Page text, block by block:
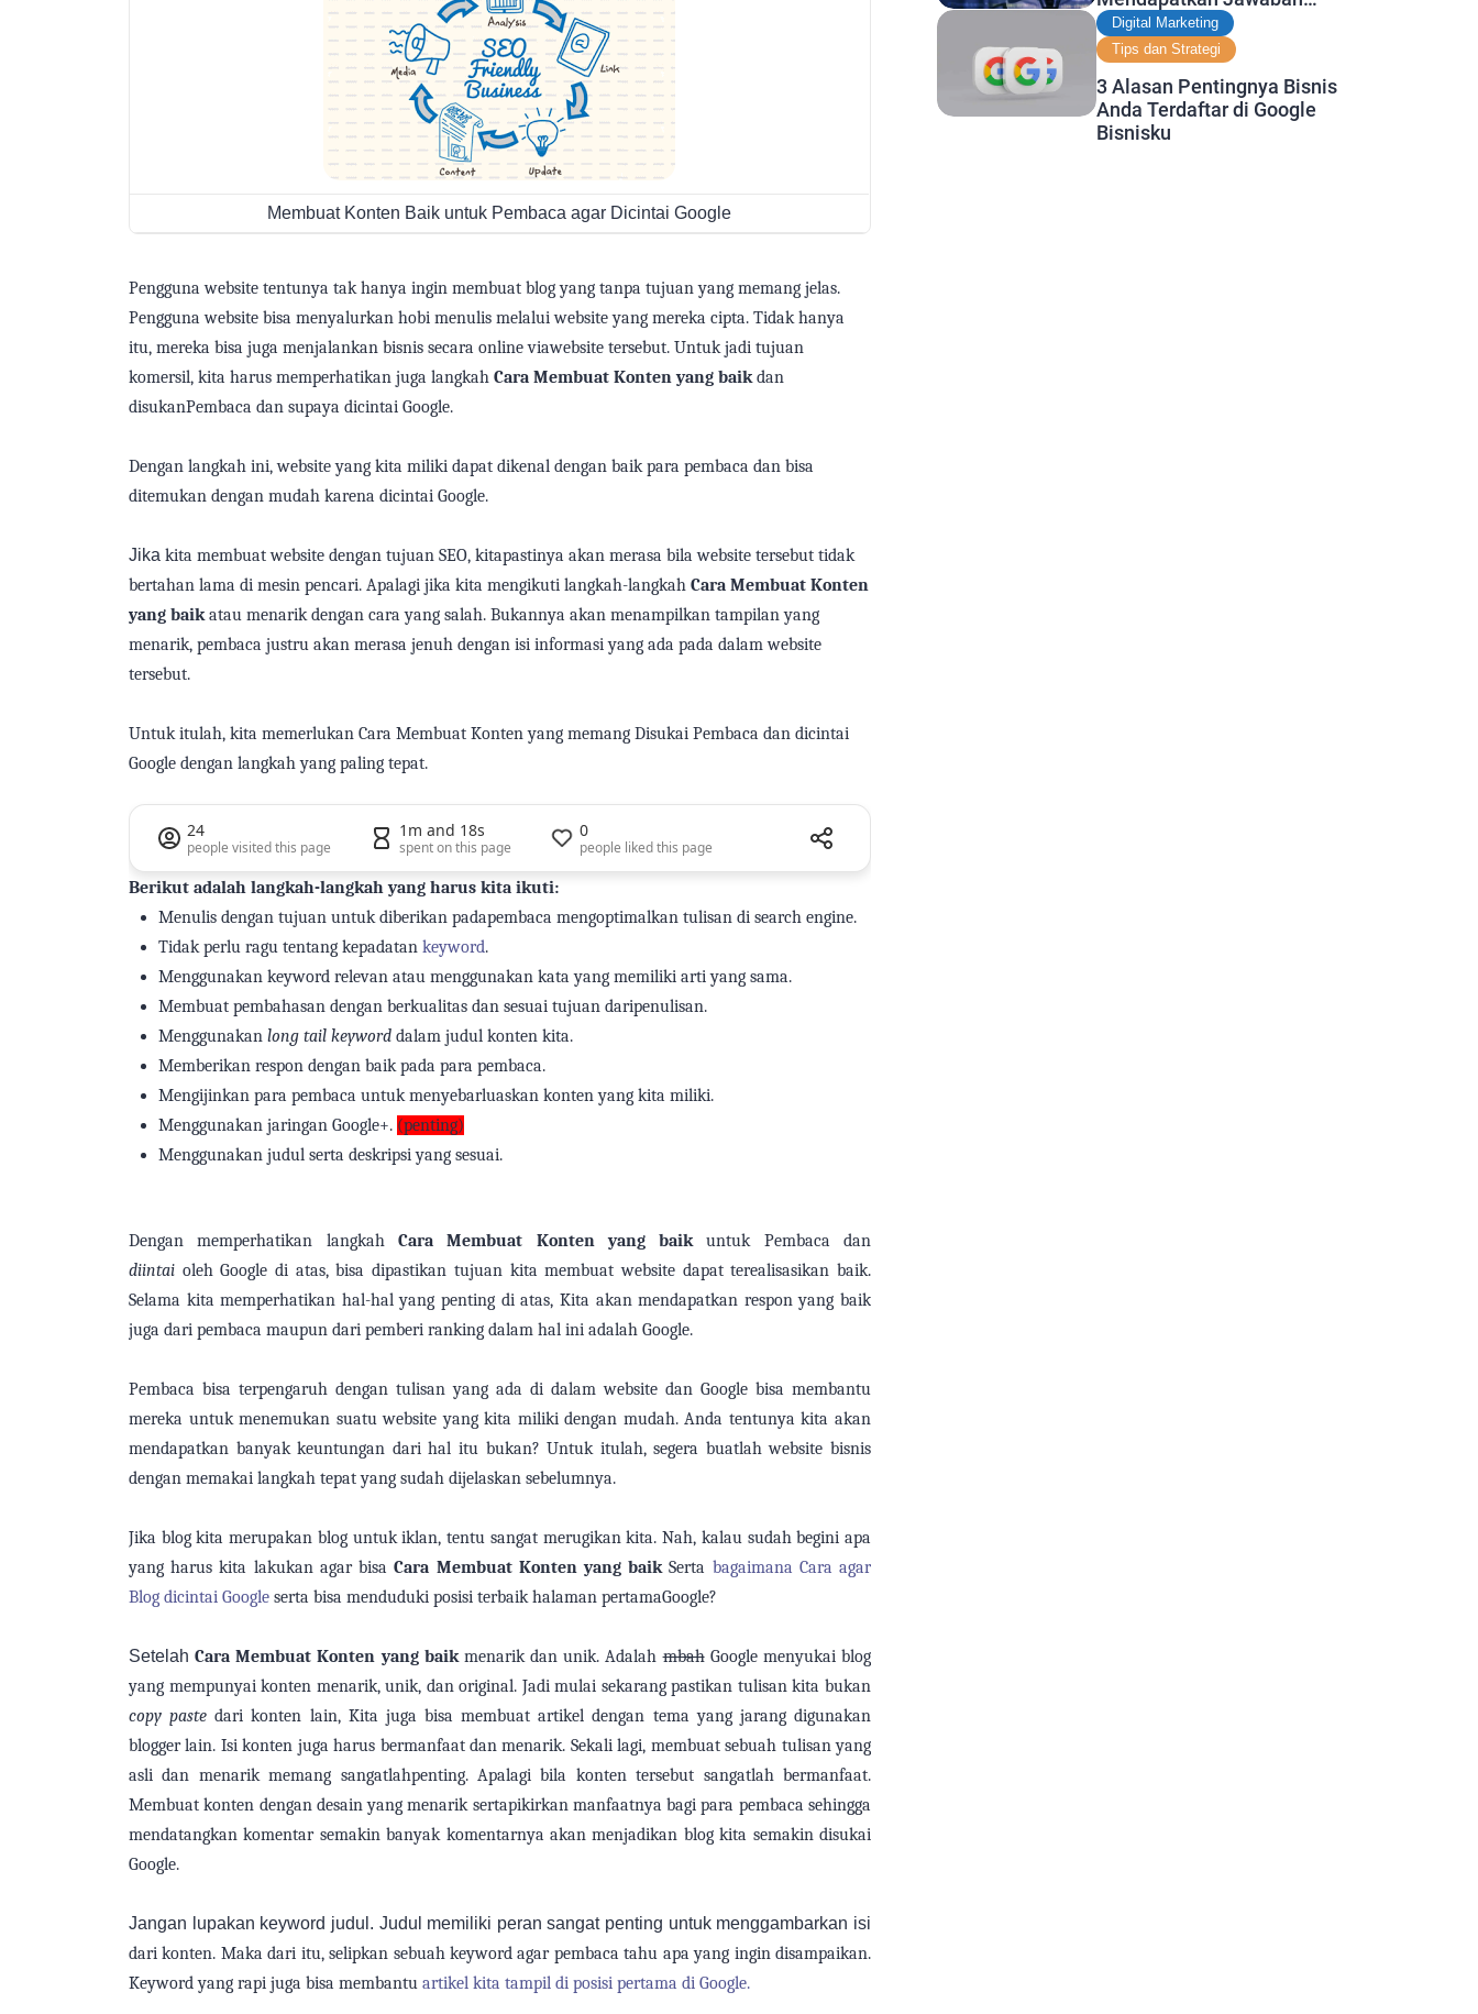
Membuat Konten Baik untuk Pembaca agar Dicintai Google
Pengguna website tentunya takhanya ingin membuat blog yang tanpa tujuan yang memang jelas.
Pengguna website bisa menyalurkan hobi menulis melalui website yang mereka cipta. Tidak hanya
itu, mereka bisa juga menjalankan bisnis secara onlineviawebsite tersebut. Untukjadi tujuan
komersil, kita harus memperhatikan juga langkah Cara Membuat Konten yang baikdan
disukanPembaca dan supaya dicintai Google.
Dengan langkah ini, website yang kita miliki dapat dikenal dengan baikpara pembaca dan bisa
ditemukan dengan mudah karena dicintai Google.
Jika kita membuat website dengan tujuan SEO, kitapastinya akan merasa bila website tersebut tidak
bertahan lama di mesin pencari. Apalagi jika kita mengikuti langkah-langkah Cara Membuat Konten
yang baikatau menarikdengan cara yang salah. Bukannya akan menampilkan tampilan yang
menarik, pembaca justru akan merasa jenuh dengan isi informasi yang ada pada dalam website
tersebut.
Untuk itulah, kita memerlukan Cara Membuat Konten yang memang Disukai Pembaca dan dicintai
Google dengan langkah yang paling tepat.
24
people visited this page
1m and 18s
spent on this page
0
people liked this page
Berikut adalah langkah-langkah yang harus kita ikuti:
Menulis dengan tujuanuntukdiberikanpadapembaca mengoptimalkan tulisandi search engine.
Tidak perluragu tentang kepadatankeyword.
Menggunakan keyword relevan ataumenggunakan kata yang memiliki arti yang sama.
Membuat pembahasandengan berkualitas dan sesuai tujuan daripenulisan.
Menggunakanlong tail keyword dalam judul konten kita.
Memberikan respon dengan baikpada para pembaca.
Mengijinkanparapembaca untuk menyebarluaskan konten yangkita miliki.
MenggunakanjaringanGoogle+. (penting)
Menggunakan judulserta deskripsi yang sesuai.
Dengan memperhatikan langkah Cara Membuat Konten yangbaik untuk Pembaca dan
diintai olehGoogle di atas,bisa dipastikan tujuan kita membuat website dapat terealisasikan baik.
Selama kita memperhatikan hal-halyangpenting di atas, Kita akan mendapatkan respon yang baik
juga dari pembaca maupun dari pemberi ranking dalam hal ini adalah Google.
Pembaca bisa terpengaruh dengan tulisan yang ada di dalam website dan Google bisa membantu
mereka untuk menemukan suatuwebsite yangkita miliki dengan mudah. Anda tentunyakitaakan
mendapatkan banyak keuntungan dari hal itu bukan? Untuk itulah, segera buatlahwebsite bisnis
dengan memakai langkah tepat yang sudah dijelaskan sebelumnya.
Jika blogkita merupakan blog untuk iklan, tentu sangat merugikankita. Nah, kalau sudah begini apa
yang haruskita lakukan agar bisaCara Membuat Konten yangbaikSerta bagaimana Cara agar
Blog dicintai Google serta bisa menduduki posisi terbaik halaman pertamaGoogle?
SetelahCara Membuat Konten yang baikmenarik dan unik. AdalahmbahGoogle menyukai blog
yang mempunyaikonten menarik, unik, dan original. Jadi mulai sekarang pastikan tulisankita bukan
copy paste dari konten lain, Kita juga bisa membuat artikel dengan tema yang jarang digunakan
blogger lain. Isi konten jugaharus bermanfaat dan menarik. Sekali lagi, membuatsebuah tulisanyang
asli dan menarik memang sangatlahpenting. Apalagibila konten tersebut sangatlahbermanfaat.
Membuat konten dengan desain yang menarik sertapikirkan manfaatnyabagi para pembaca sehingga
mendatangkan komentar semakin banyak komentarnya akanmenjadikan blogkita semakin disukai
Google.
Jangan lupakan keyword judul. Judul memiliki peran sangat penting untuk menggambarkan isi
darikonten. Maka dari itu, selipkan sebuahkeyword agar pembaca tahu apa yang ingindisampaikan.
Keyword yang rapi juga bisa membantu artikel kita tampil di posisi pertama di Google.
Terbaik
Digital Marketing
Tips dan Strategi
3 Alasan Pentingnya Bisnis
Anda Terdaftar di Google
Bisnisku